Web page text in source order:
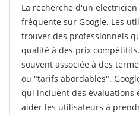
La recherche d'un
fréquente sur Google. Les
trouver des professionnels
qualité à des prix
souvent associée à des
ou "tarifs abordables".
qui incluent des évaluations
aider les utilisateurs à